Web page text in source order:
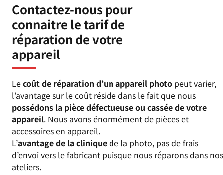
Contactez-nous pour
connaitre le tarif de
réparation de votre
appareil
Lecoût de réparation d’un appareil photo peut varier,
l’avantage sur le coût réside dans le fait que nous
possédons la pièce défectueuse ou cassée de votre
appareil. Nous avons énormément de pièces et
accessoires en appareil.
L’avantage de la cliniquede la photo, pas de frais
d’envoi vers le fabricant puisque nous réparons dans nos
ateliers.